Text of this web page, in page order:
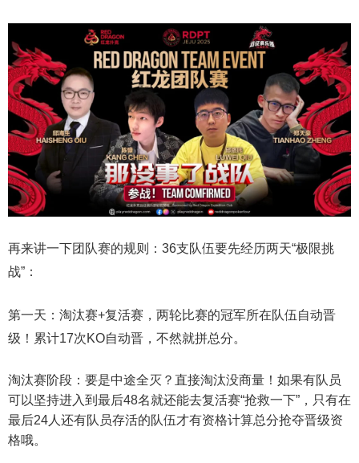
再来讲一下团队赛的规则：36支队伍要先经历两天“极限挑
战”：
第一天：淘汰赛+复活赛，两轮比赛的冠军所在队伍自动晋
级！累计17次KO自动晋，不然就拼总分。
淘汰赛阶段：要是中途全灭？直接淘汰没商量！如果有队员
可以坚持进入到最后48名就还能去复活赛“抢救一下”，只有在
最后24人还有队员存活的队伍才有资格计算总分抢夺晋级资
格哦。